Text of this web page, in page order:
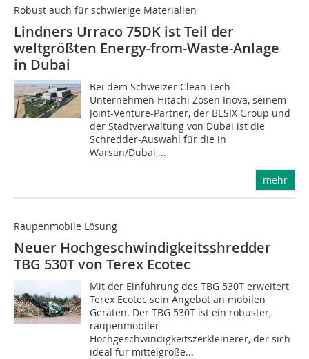
Robust auch für schwierige Materialien
Lindners Urraco 75DK ist Teil der
weltgrößten Energy-from-Waste-Anlage
in Dubai
Bei dem Schweizer Clean-Tech-
Unternehmen Hitachi Zosen Inova, seinem
Joint-Venture-Partner, der BESIX Group und
der Stadtverwaltung von Dubai ist die
Schredder-Auswahl für die in
Warsan/Dubai,...
mehr
Raupenmobile Lösung
Neuer Hochgeschwindigkeitsshredder
TBG 530T von Terex Ecotec
Mit der Einführung des TBG 530T erweitert
Terex Ecotec sein Angebot an mobilen
Geräten. Der TBG 530T ist ein robuster,
raupenmobiler
Hochgeschwindigkeitszerkleinerer, der sich
ideal für mittelgroße...